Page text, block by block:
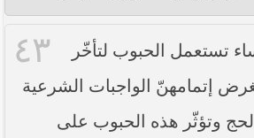
٤٣
تستعمل الحبوب لتأخّر
إتمامهنّ الواجبات الشرعية
وتؤثّر هذه الحبوب على